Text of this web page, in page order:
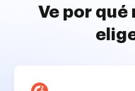
Ve por